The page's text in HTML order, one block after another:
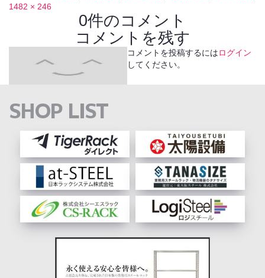
1482 × 246
0件のコメント
コメントを残す
コメントを投稿するにはログイン
してください。
SHOP LIST